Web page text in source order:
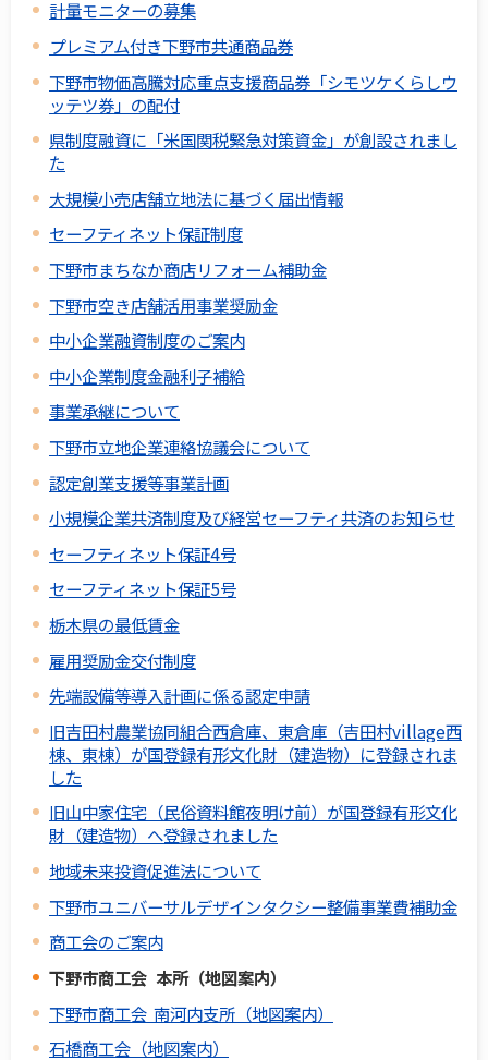
計量モニターの募集
プレミアム付き下野市共通商品券
下野市物価高騰対応重点支援商品券「シモツケくらしウ
ッテツ券」の配付
県制度融資に「米国関税緊急対策資金」が創設されまし
た
大規模小売店舗立地法に基づく届出情報
セーフティネット保証制度
下野市まちなか商店リフォーム補助金
下野市空き店舗活用事業奨励金
中小企業融資制度のご案内
中小企業制度金融利子補給
事業承継について
下野市立地企業連絡協議会について
認定創業支援等事業計画
小規模企業共済制度及び経営セーフティ共済のお知らせ
セーフティネット保証4号
セーフティネット保証5号
栃木県の最低賃金
雇用奨励金交付制度
先端設備等導入計画に係る認定申請
旧吉田村農業協同組合西倉庫、東倉庫（吉田村village西
棟、東棟）が国登録有形文化財（建造物）に登録されま
した
旧山中家住宅（民俗資料館夜明け前）が国登録有形文化
財（建造物）へ登録されました
地域未来投資促進法について
下野市ユニバーサルデザインタクシー整備事業費補助金
商工会のご案内
下野市商工会 本所（地図案内）
下野市商工会 南河内支所（地図案内）
石橋商工会（地図案内）